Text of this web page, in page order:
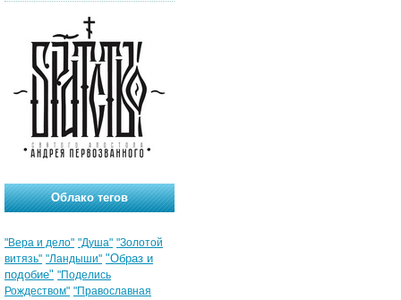
Облако тегов
"Вера и дело" "Душа" "Золотой
витязь" "Ландыши" "Образ и
подобие" "Поделись
Рождеством" "Православная